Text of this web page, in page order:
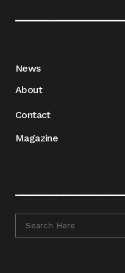
News
About
Contact
Magazine